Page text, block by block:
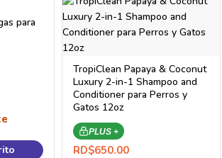
para
TropiClean Papaya & Coconut
Luxury 2-in-1 Shampoo and
Conditioner para Perros y
Gatos 12oz
PLUS +
RD$650.00